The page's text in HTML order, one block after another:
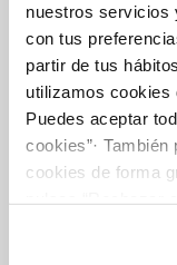
nuestros servicios
con tus
partir de tus
utilizamos cookies
Puedes aceptar
cookies”·
cookies de forma
son
COMPROMISO DE
Tu Agua
NUESTRO PAPEL EN